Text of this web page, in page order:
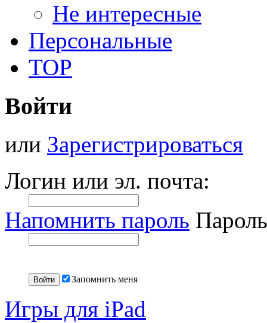
Не интересные
Персональные
TOP
Войти
или Зарегистрироваться
Логин или эл. почта:
Напомнить пароль
Запомнить меня
Игры для iPad